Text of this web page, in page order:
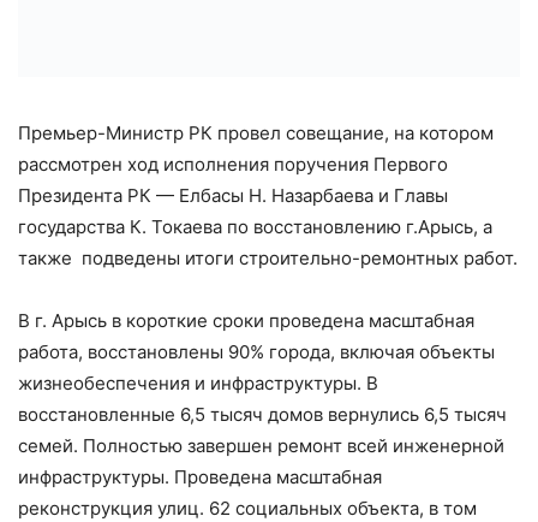
Премьер-Министр РК провел совещание, на котором
рассмотрен ход исполнения поручения Первого
Президента РК — Елбасы Н. Назарбаева и Главы
государства К. Токаева по восстановлению г.Арысь, а
также подведены итоги строительно-ремонтных работ.
В г. Арысь в короткие сроки проведена масштабная
работа, восстановлены 90% города, включая объекты
жизнеобеспечения и инфраструктуры. В
восстановленные 6,5 тысяч домов вернулись 6,5 тысяч
семей. Полностью завершен ремонт всей инженерной
инфраструктуры. Проведена масштабная
реконструкция улиц. 62 социальных объекта, в том